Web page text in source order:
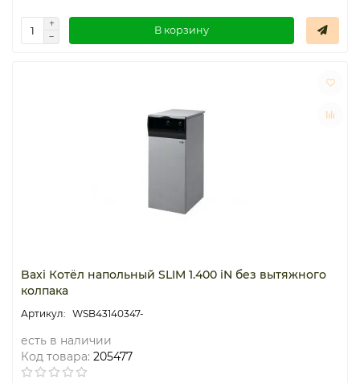
В корзину
Baxi Котёл напольный SLIM 1.400 iN без вытяжного
колпака
WSB43140347-
есть в наличии
Код товара: 205477